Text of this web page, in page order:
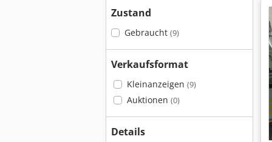
Zustand
Gebraucht (9)
Verkaufsformat
Kleinanzeigen (9)
Auktionen (0)
Details